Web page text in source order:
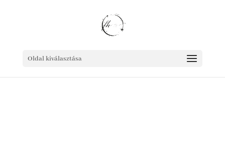
Oldal kiválasztása